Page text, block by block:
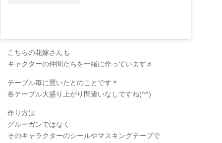
こちらの花嫁さんも
キャクターの仲間たちを一緒に作っています♬
テーブル毎に置いたとのことです＊
各テーブル大盛り上がり間違いなしですね(^^)
作り方は
グルーガンではなく
そのキャラクターのシールやマスキングテープで